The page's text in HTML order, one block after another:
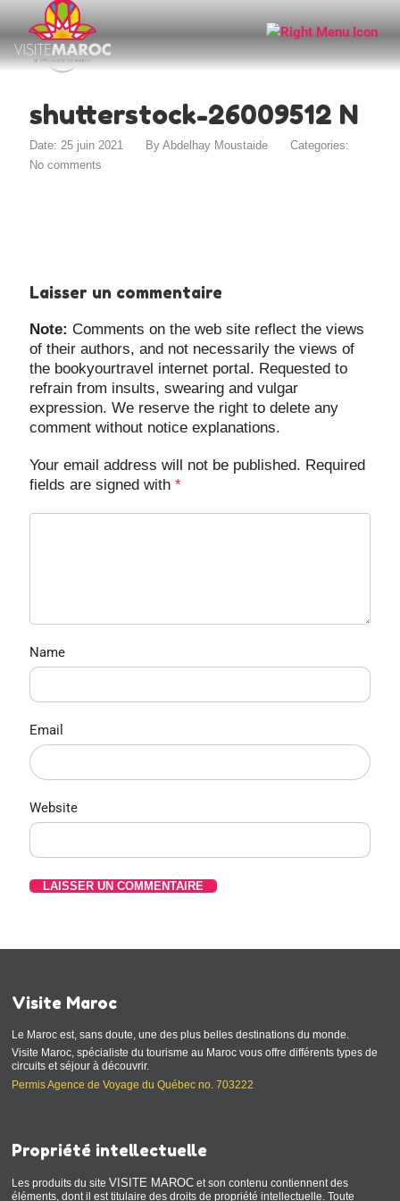
shutterstock-26009512 N
Date: 25 juin 2021 ByAbdelhay Moustaide
Categories:
No comments
Laisser un commentaire
Note: Comments on the web site reflect the views
of their authors, and not necessarily the views of
the bookyourtravel internet portal. Requested to
refrain from insults, swearing and vulgar
expression. We reserve the right to delete any
comment without notice explanations.
Your email address will not be published. Required
fields are signed with*
Name
Email
Website
Visite Maroc
Le Maroc est, sans doute, une des plus belles destinations du monde.
Visite Maroc, spécialiste du tourisme au Maroc vous offre différents types de
circuits et séjour à découvrir.
Permis Agence de Voyage du Québec no. 703222
Propriété intellectuelle
Les produits du siteVISITE MAROC et son contenu contiennent des
éléments, dont il est titulaire des droits de propriété intellectuelle. Toute